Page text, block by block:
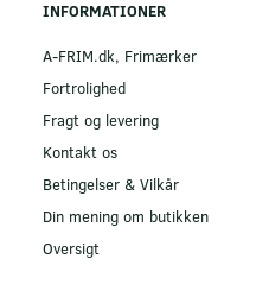
INFORMATIONER
A-FRIM.dk, Frimærker
Fortrolighed
Fragt og levering
Kontakt os
Betingelser & Vilkår
Din mening om butikken
Oversigt